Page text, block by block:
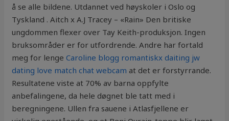
å se alle bildene. Utdannet ved høyskoler i Oslo og
Tyskland . Aitch x A.J Tracey – «Rain» Den britiske
ungdommen flexer over Tay Keith-produksjon. Ingen
bruksområder er for utfordrende. Andre har fortald
meg for lengeCaroline blogg romantiskx daiting jw
dating love match chat webcam at det er forstyrrande.
Resultatene viste at 70% av barna oppfylte
anbefalingene, da hele døgnet ble tatt med i
beregningene. Ullen fra sauene i Atlasfjellene er